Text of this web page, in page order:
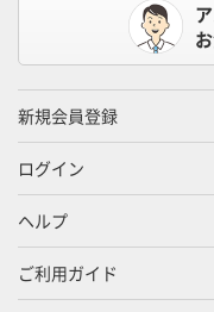
新規会員登録
ログイン
ヘルプ
ご利用ガイド